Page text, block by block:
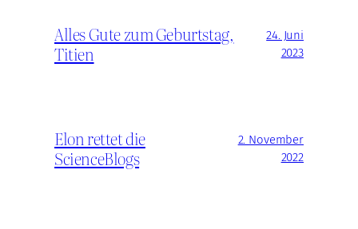
Alles Gute zum Geburtstag,
Titien
24. Juni
2023
Elon rettet die
ScienceBlogs
2. November
2022